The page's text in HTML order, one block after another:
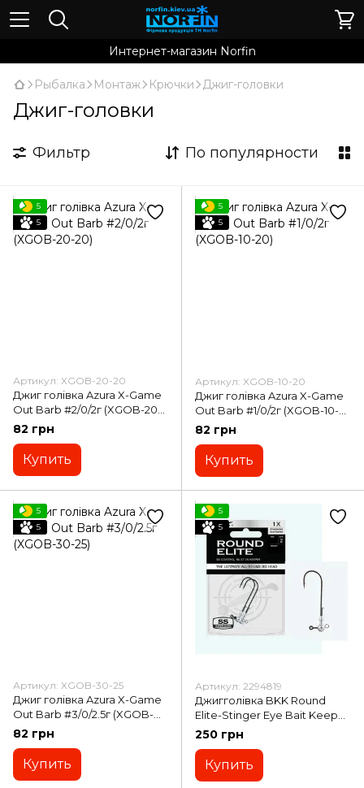
Интернет-магазин Norfin
Рыбалка Монтаж Крючки Джиг-головки
Джиг-головки
Фильтр По популярности
5
5
Артикул: XGOB-20-20
Джиг голівка Azura X-Game
Out Barb #2/0/2г (XGOB-20-
20)
82 грн
Купить
5
5
Артикул: XGOB-10-20
Джиг голівка Azura X-Game
Out Barb #1/0/2г (XGOB-10-
20)
82 грн
Купить
5
5
Артикул: XGOB-30-25
Джиг голівка Azura X-Game
Out Barb #3/0/2.5г (XGOB-
30-25)
82 грн
Купить
5
5
Артикул: 2294819
Джигголівка BKK Round
Elite-Stinger Eye Bait Keeper
25g #10/0 2pcs (A-EA-
3447/2294819)
250 грн
Купить